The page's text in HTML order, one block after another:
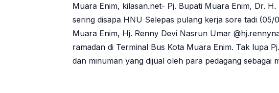
Muara Enim, kilasan.net- Pj. Bupati Muara Enim, Dr.
sering disapa HNU Selepas pulang kerja sore tadi (05/
Muara Enim, Hj. Renny Devi Nasrun Umar
ramadan di Terminal Bus Kota Muara Enim. Tak lupa
dan minuman yang dijual oleh para pedagang sebagai